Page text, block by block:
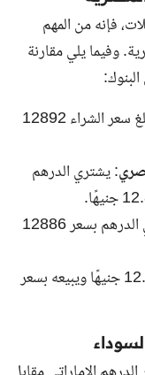
فإنه من المهم
وفيما يلي مقارنة
: يبلغ سعر الشراء 12892
: يشتري الدرهم
: يشتري الدرهم بسعر 12886
: يشتري الدرهم بسعر 12.889 جنيهًا ويبيعه بسعر